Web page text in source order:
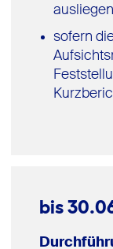
ausliegen
sofern
bis